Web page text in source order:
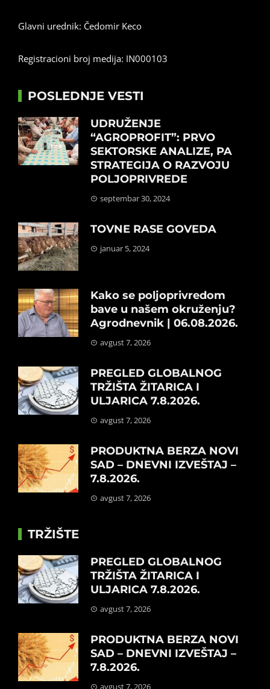
Glavni urednik: Čedomir Keco
Registracioni broj medija: IN000103
POSLEDNJE VESTI
UDRUŽENJE
“AGROPROFIT”: PRVO
SEKTORSKE ANALIZE, PA
STRATEGIJA O RAZVOJU
POLJOPRIVREDE
septembar 30, 2024
TOVNE RASE GOVEDA
januar 5, 2024
Kako se poljoprivredom
bave u našem okruženju?
Agrodnevnik | 06.08.2026.
avgust 7, 2026
PREGLED GLOBALNOG
TRŽIŠTA ŽITARICA I
ULJARICA 7.8.2026.
avgust 7, 2026
PRODUKTNA BERZA NOVI
SAD – DNEVNI IZVEŠTAJ –
7.8.2026.
avgust 7, 2026
TRŽIŠTE
PREGLED GLOBALNOG
TRŽIŠTA ŽITARICA I
ULJARICA 7.8.2026.
avgust 7, 2026
PRODUKTNA BERZA NOVI
SAD – DNEVNI IZVEŠTAJ –
7.8.2026.
avgust 7, 2026